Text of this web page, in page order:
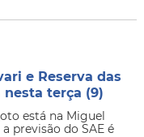
e Reserva das
terça (9)
está na Miguel
previsão do SAE é